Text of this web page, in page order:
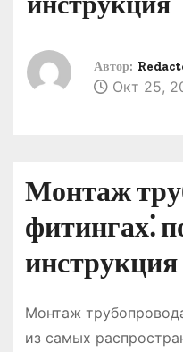
Автор:
Окт 25,
Монтаж
фитингах⁚
инструкция
Монтаж
из самых